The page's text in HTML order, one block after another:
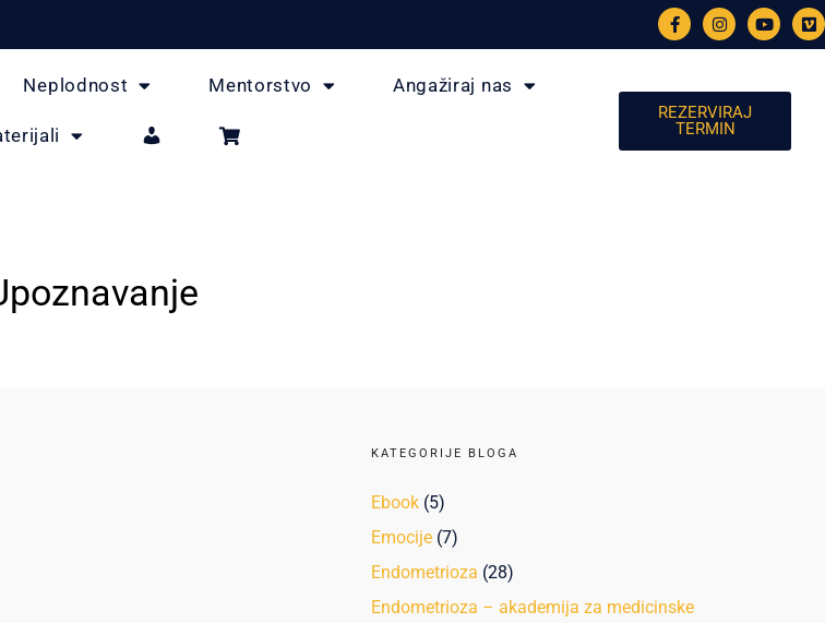
Neplodnost Mentorstvo Angažiraj nas
REZERVIRAJ
TERMIN
KATEGORIJE BLOGA
Ebook (5)
Emocije (7)
Endometrioza (28)
Endometrioza – akademija za medicinske